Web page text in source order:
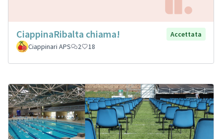
CiappinaRibalta chiama!
Accettata
Ciappinari APS
2 18